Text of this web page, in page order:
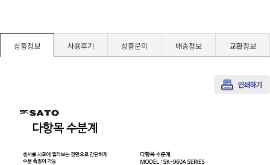
질기/원심분리기/초음파유량계/습식·건식가스메타
상품정보 사용후기 상품문의 배송정보 교환정보